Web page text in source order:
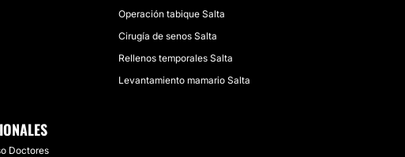
Operación tabique Salta
Cirugía de senos Salta
Rellenos temporales Salta
Levantamiento mamario Salta
Doctores